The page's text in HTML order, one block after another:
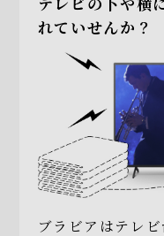
れていせんか？
ブラビアはテレ